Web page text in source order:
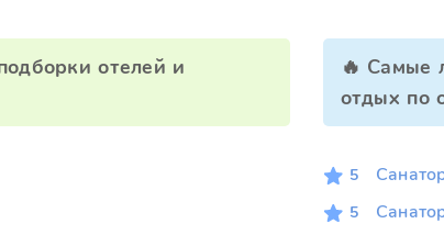
отелей и
🔥 Самые
5
5